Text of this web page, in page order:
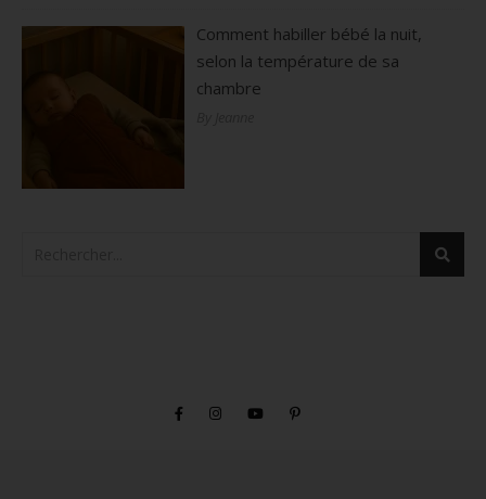
Comment habiller bébé la nuit,
selon la température de sa
chambre